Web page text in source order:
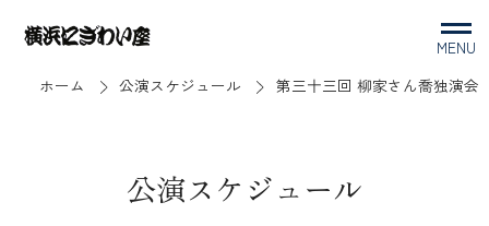
MENU
ホーム
公演スケジュール 第三十三回 柳家さん喬独演会
公演スケジュール